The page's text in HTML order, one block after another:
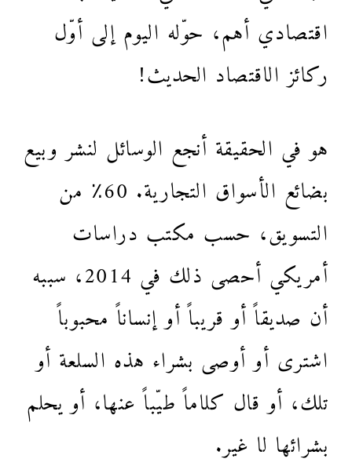
اقتصادي أهم، حوّله اليوم إلى أوّل
ركائز الاقتصاد الحديث!
هو في الحقيقة أنجع الوسائل لنشر وبيع
بضائع الأسواق التجارية. 60٪ من
التسويق، حسب مكتب دراسات
أمريكي أحصى ذلك في 2014، سببه
أن صديقاً أو قريباً أو إنساناً محبوباً
اشترى أو أوصى بشراء هذه السلعة أو
تلك، أو قال كلاماً طيّباً عنها، أو يحلم
بشرائها لا غير.